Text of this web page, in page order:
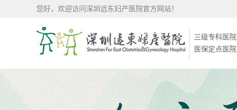
您好，欢迎访问深圳远东妇产医院官方网站！
三级专科医院
医保定点医院